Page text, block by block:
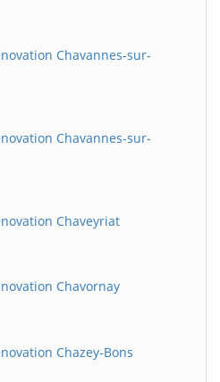
Chavannes-sur-
Chavannes-sur-
Chaveyriat
Chavornay
Chazey-Bons